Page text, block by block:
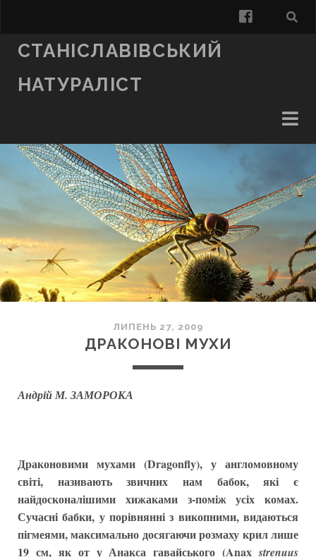
facebook
СТАНІСЛАВІВСЬКИЙ
НАТУРАЛІСТ
ЛИПЕНЬ 27, 2009
ДРАКОНОВІ МУХИ
Андрій М. ЗАМОРОКА
Драконовими мухами (Dragonfly), у англомовному
світі, називають звичних нам бабок, які є
найдосконалішими хижаками з-поміж усіх комах.
Сучасні бабки, у порівнянні з викопними, видаються
пігмеями, максимально досягаючи розмаху крил лише
19 см, як от у Анакса гавайського (Anaxstrenuus